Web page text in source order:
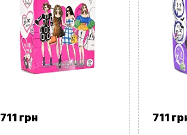
711 грн 711